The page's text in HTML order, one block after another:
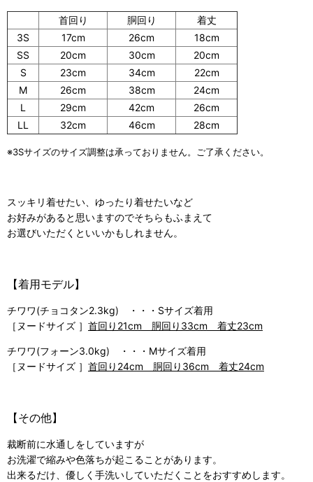
首回り 胴回り
着丈
3S
17cm 26cm
18cm
SS
20cm 30cm
20cm
S
23cm 34cm
22cm
M
26cm 38cm
24cm
L
29cm 42cm
26cm
LL
32cm 46cm 28cm
※3Sサイズのサイズ調整は承っておりません。ご了承ください。
スッキリ着せたい、ゆったり着せたいなど
お好みがあると思いますのでそちらもふまえて
お選びいただくといいかもしれません。
【着用モデル】
チワワ(チョコタン2.3kg) ・・・Sサイズ着用
［ヌードサイズ ］ 首回り21cm 胴回り33cm 着丈23cm
チワワ(フォーン3.0kg) ・・・Mサイズ着用
［ヌードサイズ ］ 首回り24cm 胴回り36cm 着丈24cm
【その他】
裁断前に水通しをしていますが
お洗濯で縮みや色落ちが起こることがあります。
出来るだけ、優しく手洗いしていただくことをおすすめします。